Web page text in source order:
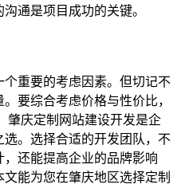
通是项目成功的关键。
重要的考虑因素。但切记不
要综合考虑价格与性价比，
肇庆定制网站建设开发是企
。选择合适的开发团队，不
还能提高企业的品牌影响
能为您在肇庆地区选择定制